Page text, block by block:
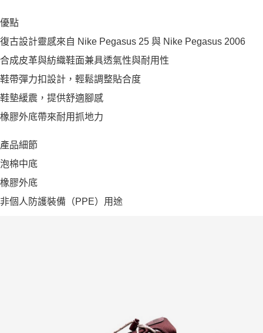
優點
復古設計靈感來自 Nike Pegasus 25 與 Nike Pegasus 2006
合成皮革與紡織鞋面兼具透氣性與耐用性
鞋帶彈力扣設計，輕鬆調整貼合度
鞋墊緩震，提供舒適腳感
橡膠外底帶來耐用抓地力
產品細節
泡棉中底
橡膠外底
非個人防護裝備（PPE）用途